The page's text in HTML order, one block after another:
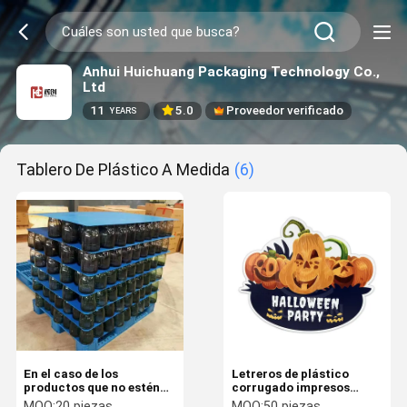
Anhui Huichuang Packaging Technology Co.,
Ltd
11 YEARS 5.0 Proveedor verificado
Tablero De Plástico A Medida (6)
En el caso de los
productos que no estén
sujetos a restricciones de
Letreros de plástico
corrugado impresos
Decoración navideña